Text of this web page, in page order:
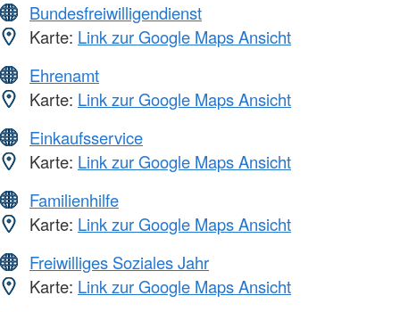
Bundesfreiwilligendienst
Karte: Link zur Google Maps Ansicht
Ehrenamt
Karte: Link zur Google Maps Ansicht
Einkaufsservice
Karte: Link zur Google Maps Ansicht
Familienhilfe
Karte: Link zur Google Maps Ansicht
Freiwilliges Soziales Jahr
Karte: Link zur Google Maps Ansicht